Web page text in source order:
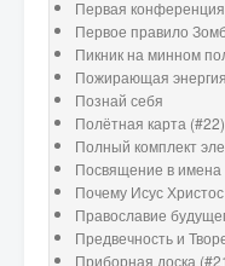
Первая
Первое правило
Пикник на минном
Пожирающая
Познай себя
Полётная карта (#22)
Полный комплект
Посвящение в
Почему Исус
Православие
Предвечность и
Приборная доска